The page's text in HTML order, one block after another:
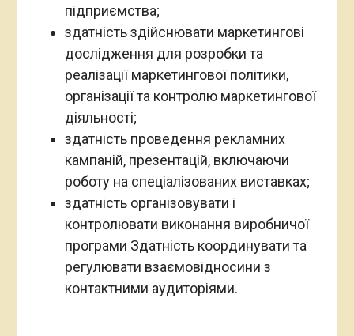
підприємства;
здатність здійснювати маркетингові
дослідження для розробки та
реалізації маркетингової політики,
організації та контролю маркетингової
діяльності;
здатність проведення рекламних
кампаній, презентацій, включаючи
роботу на спеціалізованих виставках;
здатність організовувати і
контролювати виконання виробничої
програми Здатність координувати та
регулювати взаємовідносини з
контактними аудиторіями.